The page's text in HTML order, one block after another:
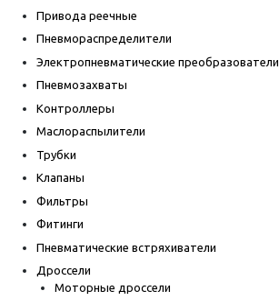
Привода реечные
Пневмораспределители
Электропневматические преобразователи
Пневмозахваты
Контроллеры
Маслораспылители
Трубки
Клапаны
Фильтры
Фитинги
Пневматические встряхиватели
Дроссели
Моторные дроссели